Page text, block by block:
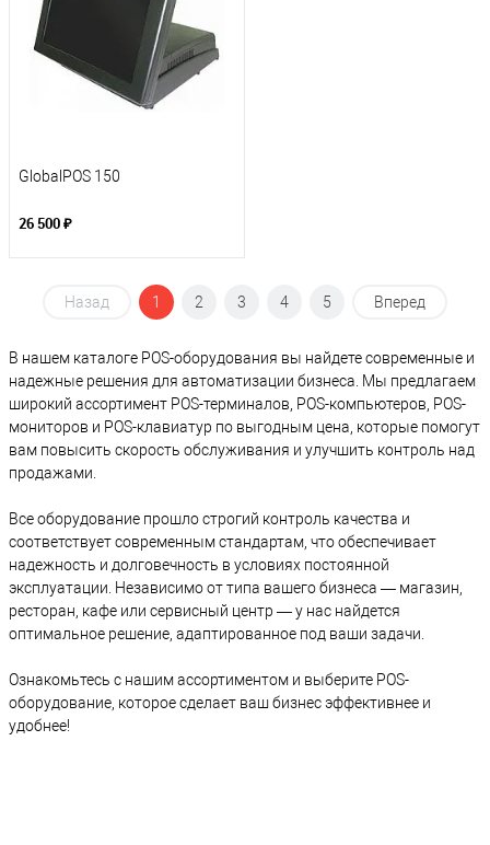
GlobalPOS 150
26 500 ₽
Назад 1 2 3 4 5 Вперед
В нашем каталоге POS-оборудования вы найдете современныe и
надежныe решения для автоматизации бизнеса. Мы предлагаем
широкий ассортимент POS-терминалов, POS-компьютеров, POS-
мониторов и POS-клавиатур по выгодным цена, которые помогут
вам повысить скорость обслуживания и улучшить контроль над
продажами.
Все оборудование прошло строгий контроль качества и
соответствует современным стандартам, что обеспечивает
надежность и долговечность в условиях постоянной
эксплуатации. Независимо от типа вашего бизнеса — магазин,
ресторан, кафе или сервисный центр — у нас найдется
оптимальное решение, адаптированное под ваши задачи.
Ознакомьтесь с нашим ассортиментом и выберите POS-
оборудование, которое сделает ваш бизнес эффективнее и
удобнее!